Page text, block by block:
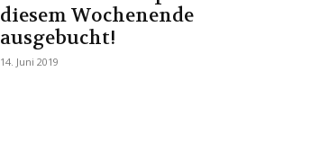
diesem Wochenende
ausgebucht!
14. Juni 2019